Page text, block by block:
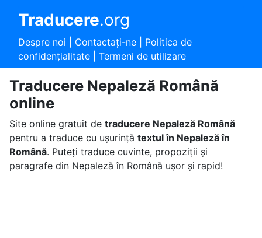
Traducere.org
Despre noi Contactaţi-ne| Politica de
confidențialitate| Termeni de utilizare
Traducere Nepaleză Română
online
Site online gratuit de traducere Nepaleză Română
pentru a traduce cu ușurință textul în Nepaleză în
Română. Puteți traduce cuvinte, propoziții și
paragrafe din Nepaleză în Română ușor și rapid!